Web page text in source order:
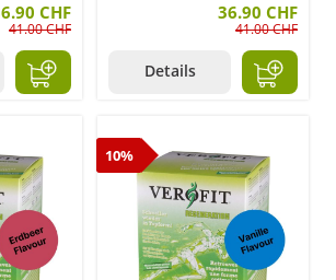
CHF
41.00 CHF
36.90 CHF
41.00 CHF
Details
10%